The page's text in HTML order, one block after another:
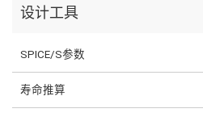
设计工具
SPICE/S参数
寿命推算